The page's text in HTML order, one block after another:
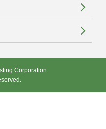
Corporation